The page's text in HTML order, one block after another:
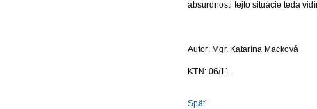
absurdnosti tejto situácie teda
Autor: Mgr. Katarína Macková
KTN: 06/11
Späť